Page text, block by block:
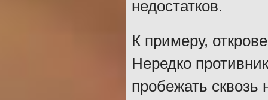
недостатков.
К примеру,
Нередко
пробежать